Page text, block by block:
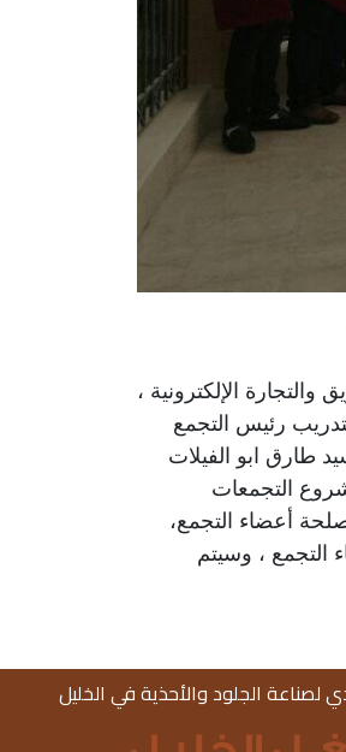
ورشة تدريبية لمدة يومين بتاريخ 19-20 / 09 / 2017 بعنوان التسويق والتجارة الإلكترونية ،
رئيس التجمع
طارق ابو الفيلات
التجمعات
أعضاء التجمع،
التجمع ، وسيتم
لصناعة الجلود والأحذية في الخليل